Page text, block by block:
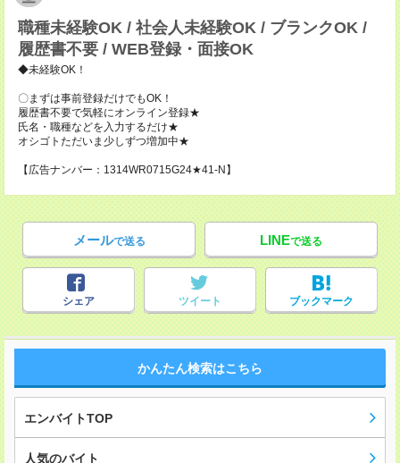
職種未経験OK / 社会人未経験OK / ブランクOK /
履歴書不要 / WEB登録・面接OK
◆未経験OK！
〇まずは事前登録だけでもOK！
履歴書不要で気軽にオンライン登録★
氏名・職種などを入力するだけ★
オシゴトただいま少しずつ増加中★
【広告ナンバー：1314WR0715G24★41-N】
メールで送る LINEで送る
シェア ツイート ブックマーク
かんたん検索はこちら
エンバイトTOP
人気のバイト